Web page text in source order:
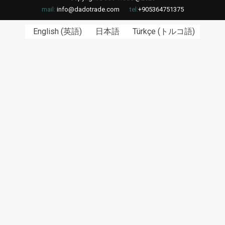
mail: info@dadotrade.com tel:+905364751375
English (英語) 日本語 Türkçe ( トルコ語)